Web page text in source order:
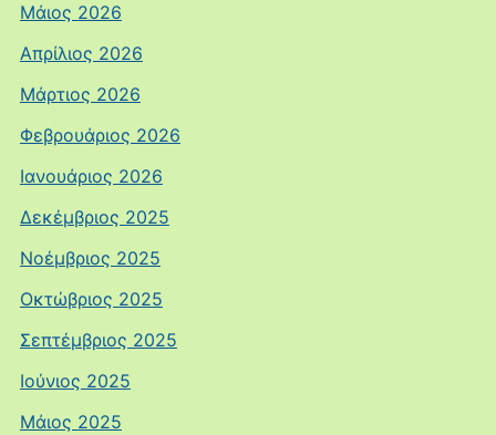
Μάιος 2026
Απρίλιος 2026
Μάρτιος 2026
Φεβρουάριος 2026
Ιανουάριος 2026
Δεκέμβριος 2025
Νοέμβριος 2025
Οκτώβριος 2025
Σεπτέμβριος 2025
Ιούνιος 2025
Μάιος 2025